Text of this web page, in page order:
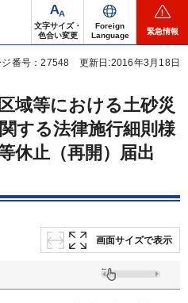
文字サイズ・
色合い変更
Foreign
Language
緊急情報
ジ番号：27548 更新日:2016年3月18日
域等における土砂災
する法律施行細則様
休止（再開）届出
画面サイズで表示